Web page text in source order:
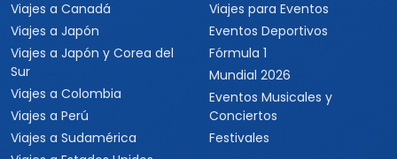
Viajes a Canadá
Viajes a Japón
Viajes a Japón y Corea del
Sur
Viajes a Colombia
Viajes a Perú
Viajes a Sudamérica
Viajes para Eventos
Eventos Deportivos
Fórmula 1
Mundial 2026
Eventos Musicales y
Conciertos
Festivales